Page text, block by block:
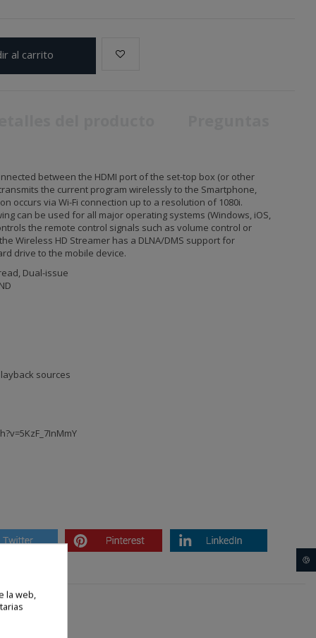
al carrito
between the HDMI port of the set-top box (or other
the current program wirelessly to the Smartphone,
occurs via Wi-Fi connection up to a resolution of 1080i.
can be used for all major operating systems (Windows, iOS,
the remote control signals such as volume control or
Wireless HD Streamer has a DLNA/DMS support for
drive to the mobile device.
Dual-issue
sources
la web,
🍪